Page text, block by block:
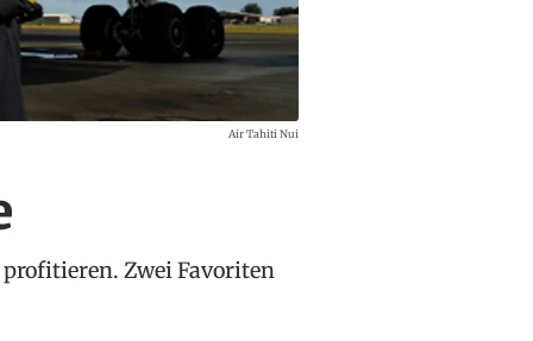
Air Tahiti Nui
Zwei Favoriten